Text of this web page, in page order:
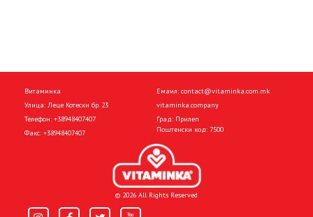
Витаминка
Улица: Леце Котески бр. 23
Телефон: +38948407407
Факс: +38948407407
Емаил: contact@vitaminka.com.mk
vitaminka.company
Град: Прилеп
Поштенски код: 7500
© 2026 All Rights Reserved